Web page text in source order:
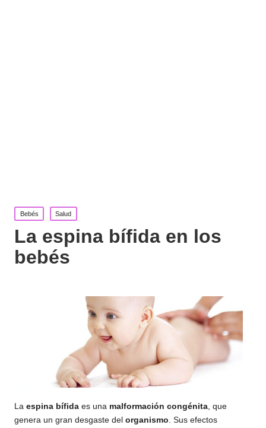
Publicada
en
Bebés Salud
La espina bífida en los
bebés
La espina bífida es una malformación congénita , que
genera un gran desgaste del organismo . Sus efectos